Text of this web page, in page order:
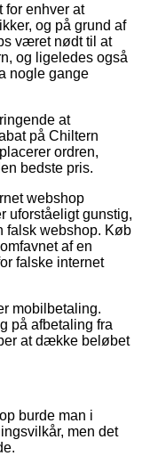
for enhver at
og på grund af
været nødt til at
og ligeledes også
nogle gange
at
på Chiltern
ordren,
bedste pris.
webshop
uforståeligt gunstig,
falsk webshop. Køb
af en
falske internet
mobilbetaling.
på afbetaling fra
at dække beløbet
burde man i
men det